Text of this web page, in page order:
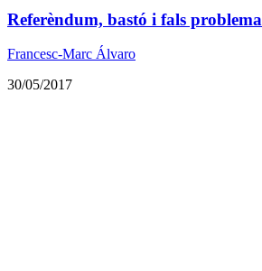
Referèndum, bastó i fals problema
Francesc-Marc Álvaro
30/05/2017